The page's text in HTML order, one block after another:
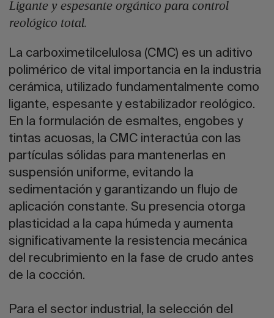
Ligante y espesante orgánico para control
reológico total.
La carboximetilcelulosa (CMC) es un aditivo
polimérico de vital importancia en la industria
cerámica, utilizado fundamentalmente como
ligante, espesante y estabilizador reológico.
En la formulación de esmaltes, engobes y
tintas acuosas, la CMC interactúa con las
partículas sólidas para mantenerlas en
suspensión uniforme, evitando la
sedimentación y garantizando un flujo de
aplicación constante. Su presencia otorga
plasticidad a la capa húmeda y aumenta
significativamente la resistencia mecánica
del recubrimiento en la fase de crudo antes
de la cocción.
Para el sector industrial, la selección del